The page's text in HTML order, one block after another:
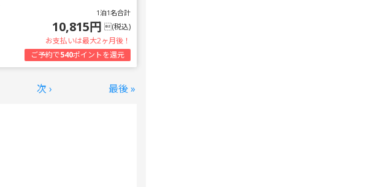
1泊1名合計
10,815円 (税込)
お支払いは最大2ヶ月後！
ご予約で540ポイントを還元
次 › 最後 »